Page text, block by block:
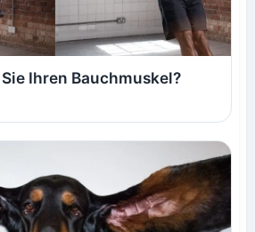
Ihren Bauchmuskel?